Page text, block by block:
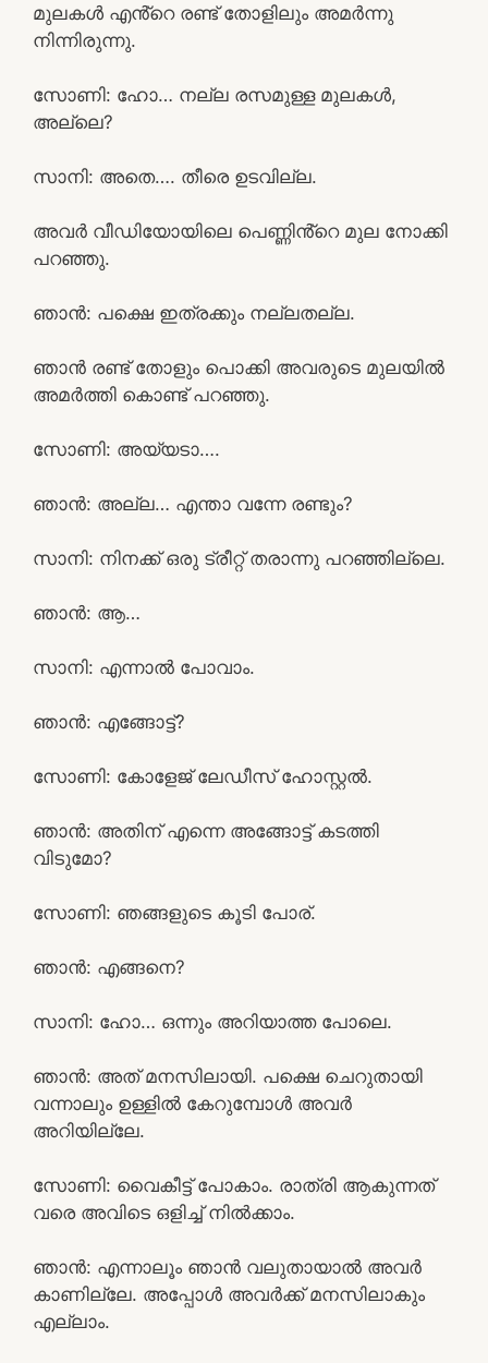
മുലകൾ എൻ്റെ രണ്ട് തോളിലും അമർന്നു
നിന്നിരുന്നു.
സോണി: ഹോ… നല്ല രസമുള്ള മുലകൾ,
അല്ലെ?
സാനി: അതെ…. തീരെ ഉടവില്ല.
അവർ വീഡിയോയിലെ പെണ്ണിൻ്റെ മുല നോക്കി
പറഞ്ഞു.
ഞാൻ: പക്ഷെ ഇത്രക്കും നല്ലതല്ല.
ഞാൻ രണ്ട് തോളും പൊക്കി അവരുടെ മുലയിൽ
അമർത്തി കൊണ്ട് പറഞ്ഞു.
സോണി: അയ്യടാ….
ഞാൻ: അല്ല… എന്താ വന്നേ രണ്ടും?
സാനി: നിനക്ക് ഒരു ട്രീറ്റ്‌ തരാന്നു പറഞ്ഞില്ലെ.
ഞാൻ: ആ…
സാനി: എന്നാൽ പോവാം.
ഞാൻ: എങ്ങോട്ട്?
സോണി: കോളേജ് ലേഡീസ് ഹോസ്റ്റൽ.
ഞാൻ: അതിന് എന്നെ അങ്ങോട്ട് കടത്തി
വിടുമോ?
സോണി: ഞങ്ങളുടെ കൂടി പോര്.
ഞാൻ: എങ്ങനെ?
സാനി: ഹോ… ഒന്നും അറിയാത്ത പോലെ.
ഞാൻ: അത് മനസിലായി. പക്ഷെ ചെറുതായി
വന്നാലും ഉള്ളിൽ കേറുമ്പോൾ അവർ
അറിയില്ലേ.
സോണി: വൈകീട്ട് പോകാം. രാത്രി ആകുന്നത്
വരെ അവിടെ ഒളിച്ച് നിൽക്കാം.
ഞാൻ: എന്നാലൂം ഞാൻ വലുതായാൽ അവർ
കാണില്ലേ. അപ്പോൾ അവർക്ക് മനസിലാകും
എല്ലാം.